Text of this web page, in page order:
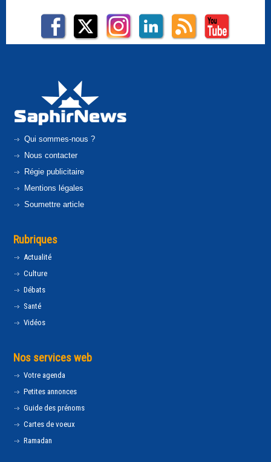
Qui sommes-nous ?
Nous contacter
Régie publicitaire
Mentions légales
Soumettre article
Rubriques
Actualité
Culture
Débats
Santé
Vidéos
Nos services web
Votre agenda
Petites annonces
Guide des prénoms
Cartes de voeux
Ramadan